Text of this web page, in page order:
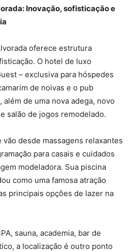
Inovação, sofisticação e
oferece estrutura
O hotel de luxo
– exclusiva para hóspedes
de noivas e o pub
de uma nova adega, novo
salão de jogos remodelado.
vão desde massagens relaxantes
para casais e cuidados
modeladora. Sua piscina
como uma famosa atração
principais opções de lazer na
sauna, academia, bar de
a localização é outro ponto